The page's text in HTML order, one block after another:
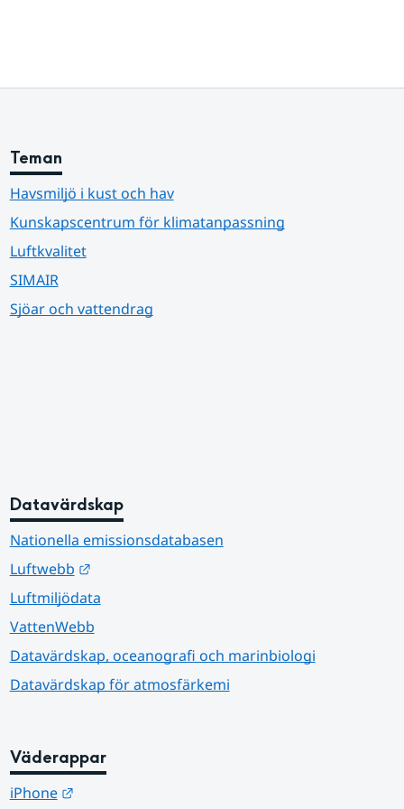
Teman
Havsmiljö i kust och hav
Kunskapscentrum för klimatanpassning
Luftkvalitet
SIMAIR
Sjöar och vattendrag
Datavärdskap
Nationella emissionsdatabasen
Luftwebb
Länk till annan webbplats.
Luftmiljödata
VattenWebb
Datavärdskap, oceanografi och marinbiologi
Datavärdskap för atmosfärkemi
Väderappar
iPhone Länk till annan webbplats.